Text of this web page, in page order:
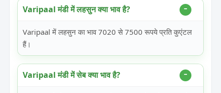
Varipaal मंडी में लहसुन क्या भाव है?
Varipaal में लहसुन का भाव 7020 से 7500 रूपये प्रति कुएंटल
हैं।
Varipaal मंडी में सेब क्या भाव है?